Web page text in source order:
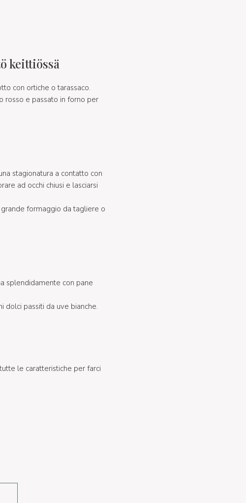
keittiössä
con ortiche o tarassaco.
rosso e passato in forno per
stagionatura a contatto con
ad occhi chiusi e lasciarsi
formaggio da tagliere o
splendidamente con pane
dolci passiti da uve bianche.
le caratteristiche per farci